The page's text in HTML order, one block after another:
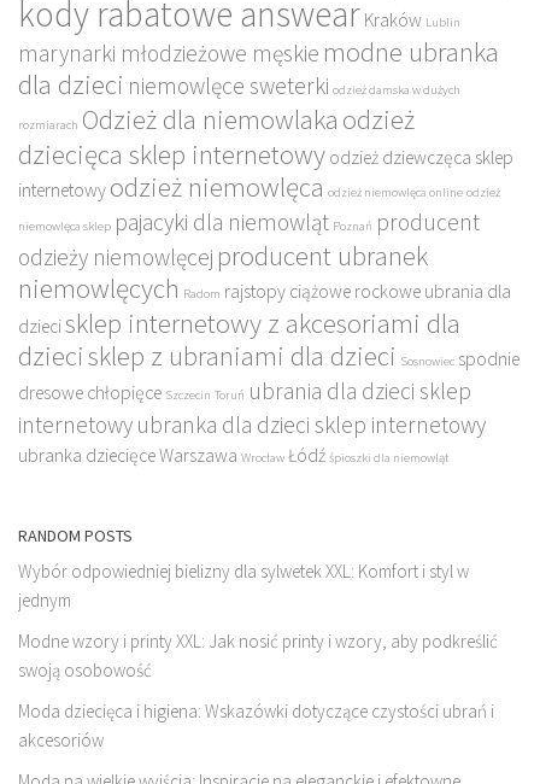
kody rabatowe answear Kraków Lublin
marynarki młodzieżowe męskie modne ubranka
dla dzieci niemowlęce sweterki odzież damska w dużych
rozmiarach Odzież dla niemowlaka odzież
dziecięca sklep internetowy odzież dziewczęca sklep
internetowy odzież niemowlęca odzież niemowlęca online odzież
niemowlęca sklep pajacyki dla niemowląt Poznań producent
odzieży niemowlęcej producent ubranek
niemowlęcych Radom rajstopy ciążowe rockowe ubrania dla
dziecisklep internetowy z akcesoriami dla
dziecisklep z ubraniami dla dzieci Sosnowiec spodnie
dresowe chłopięce Szczecin Toruń ubrania dla dzieci sklep
internetowy ubranka dla dzieci sklep internetowy
ubranka dziecięceWarszawa Wrocław Łódź śpioszki dla niemowląt
RANDOM POSTS
Wybór odpowiedniej bielizny dla sylwetek XXL: Komfort i styl w
jednym
Modne wzory i printy XXL: Jak nosić printy i wzory, aby podkreślić
swoją osobowość
Moda dziecięca i higiena: Wskazówki dotyczące czystości ubrań i
akcesoriów